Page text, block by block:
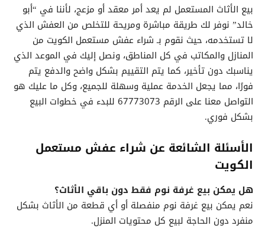
بيع الأثاث المستعمل لم يعد أمر معقد أو مزعج، لأننا في “أبو
خالد” نوفر لك طريقة مباشرة ومريحة للتخلص من العفش الذي
لا تستخدمه، حيث نقوم بـ شراء عفش مستعمل الكويت من
المنازل والمكاتب في كل المناطق، ونصل إليك في الموعد الذي
يناسبك دون تأخير، كما يتم التقييم بشكل واضح والدفع يتم
فورًا، مما يجعل الخدمة عملية وسهلة للجميع، وكل ما عليك هو
التواصل معنا على الرقم 67773073 للبدء في خطوات البيع
بشكل فوري.
الأسئلة الشائعة عن شراء عفش مستعمل
الكويت
هل يمكن بيع غرفة نوم فقط دون باقي الأثاث؟
نعم يمكن بيع غرفة نوم منفصلة أو أي قطعة من الأثاث بشكل
منفرد دون الحاجة لبيع كل محتويات المنزل.